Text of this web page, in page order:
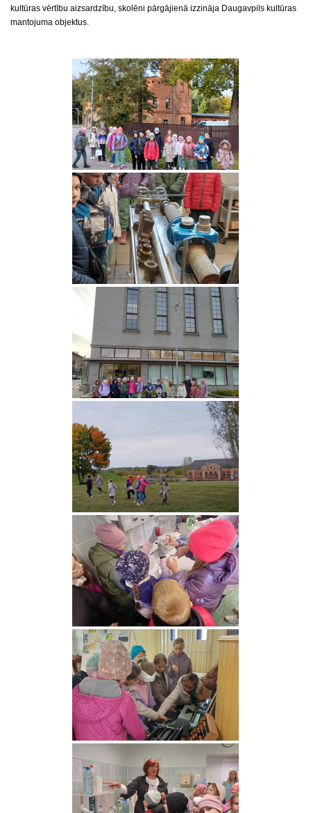
kultūras vērtību aizsardzību, skolēni pārgājienā izzināja Daugavpils kultūras
mantojuma objektus.